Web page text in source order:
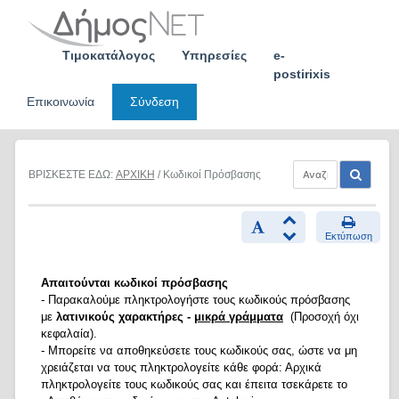
Τιμοκατάλογος Υπηρεσίες
e-
postirixis
Επικοινωνία
Σύνδεση
ΒΡΙΣΚΕΣΤΕ ΕΔΩ: ΑΡΧΙΚΗ / Κωδικοί Πρόσβασης
Εκτύπωση
Απαιτούνται κωδικοί πρόσβασης
- Παρακαλούμε πληκτρολογήστε τους κωδικούς πρόσβασης
με λατινικούς χαρακτήρες - μικρά γράμματα (Προσοχή όχι
κεφαλαία).
- Μπορείτε να αποθηκεύσετε τους κωδικούς σας, ώστε να μη
χρειάζεται να τους πληκτρολογείτε κάθε φορά: Αρχικά
πληκτρολογείτε τους κωδικούς σας και έπειτα τσεκάρετε το